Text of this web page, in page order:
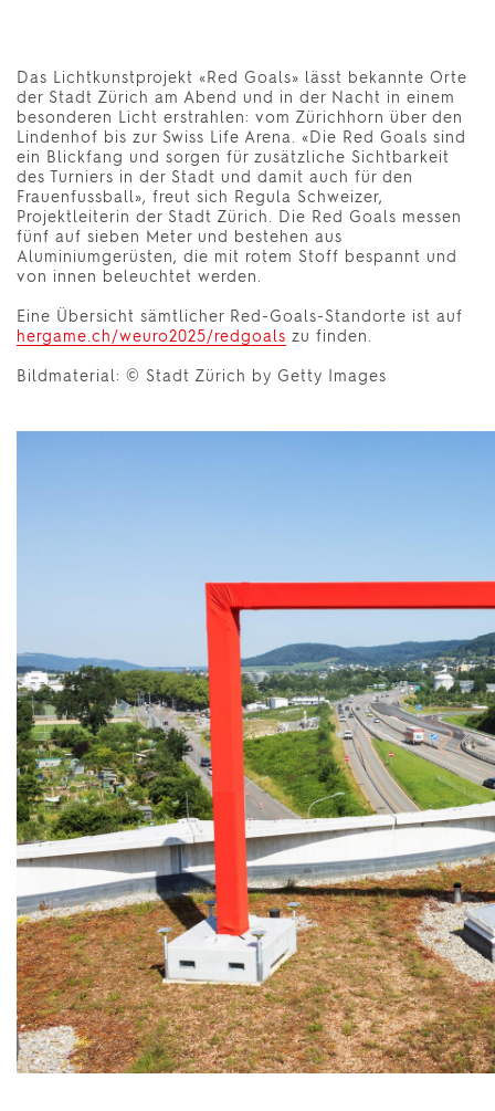
Das Lichtkunstprojekt «Red Goals» lässt bekannte Orte
der Stadt Zürich am Abend und in der Nacht in einem
besonderen Licht erstrahlen: vom Zürichhorn über den
Lindenhof bis zur Swiss Life Arena. «Die Red Goals sind
ein Blickfang und sorgen für zusätzliche Sichtbarkeit
des Turniers in der Stadt und damit auch für den
Frauenfussball», freut sich Regula Schweizer,
Projektleiterin der Stadt Zürich. Die Red Goals messen
fünf auf sieben Meter und bestehen aus
Aluminiumgerüsten, die mit rotem Stoff bespannt und
von innen beleuchtet werden.
Eine Übersicht sämtlicher Red-Goals-Standorte ist auf
hergame.ch/weuro2025/redgoals zu finden.
Bildmaterial: © Stadt Zürich by Getty Images